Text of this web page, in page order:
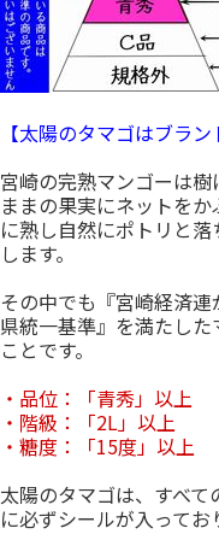
【太陽のタマゴはブラン
宮崎の完熟マンゴーは樹
ままの果実にネットを
に熟し自然にポトリと
します。
その中でも『宮崎経済連
県統一基準』を満たした
ことです。
・品位：「青秀」以上
・階級：「2L」以上
・糖度：「15度」以上
太陽のタマゴは、すべて
に必ずシールが入ってお